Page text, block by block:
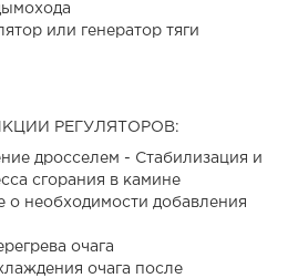
или генератор тяги
РЕГУЛЯТОРОВ:
дросселем - Стабилизация и
сгорания в камине
необходимости добавления
очага
очага после